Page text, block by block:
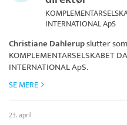
INTERNATIONAL ApS
Christiane Dahlerupslutter
KOMPLEMENTARSELSKABET
INTERNATIONAL ApS.
SE MERE
23. april